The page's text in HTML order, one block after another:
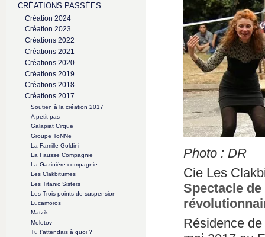
CRÉATIONS PASSÉES
Création 2024
Création 2023
Créations 2022
Créations 2021
Créations 2020
Créations 2019
Créations 2018
Créations 2017
Soutien à la création 2017
A petit pas
Galapiat Cirque
Groupe ToNNe
La Famille Goldini
La Fausse Compagnie
La Gazinière compagnie
Les Clakbitumes
Les Titanic Sisters
Les Trois points de suspension
Lucamoros
Matzik
Molotov
Tu t’attendais à quoi ?
Photo : DR
Cie Les
Spectacle
Résidence